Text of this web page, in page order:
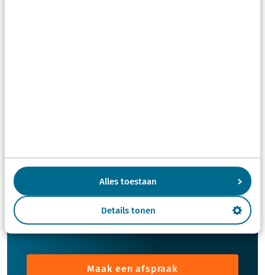
Alles toestaan
Details tonen
Neem gerust contact met ons op of stuur ons je
vraag. Wij komen dan zo snel mogelijk bij je
Maak een afspraak